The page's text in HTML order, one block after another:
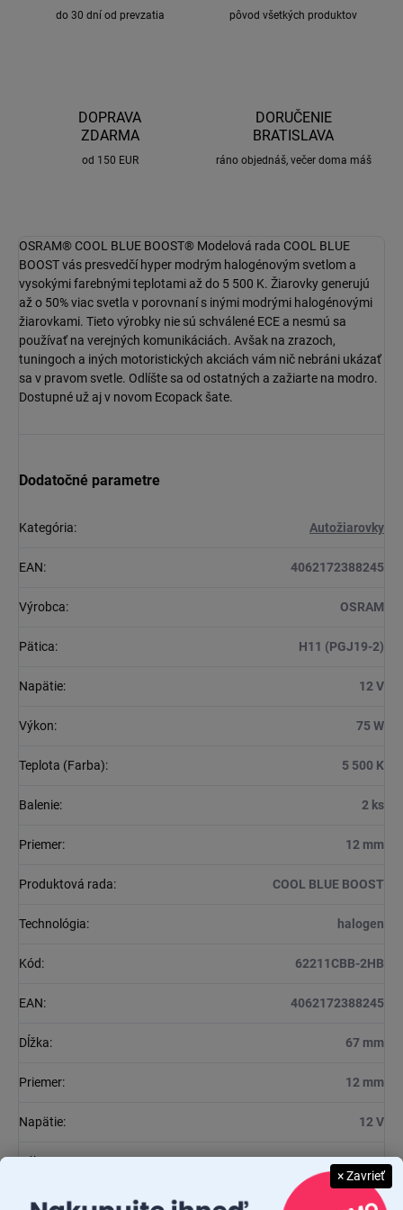
do 30 dní od prevzatia pôvod všetkých produktov
DOPRAVA
ZDARMA
od 150 EUR
DORUČENIE
BRATISLAVA
ráno objednáš, večer doma máš
OSRAM® COOL BLUE BOOST® Modelová rada COOL BLUE
BOOST vás presvedčí hyper modrým halogénovým svetlom a
vysokými farebnými teplotami až do 5 500 K. Žiarovky generujú
až o 50% viac svetla v porovnaní s inými modrými halogénovými
žiarovkami. Tieto výrobky nie sú schválené ECE a nesmú sa
používať na verejných komunikáciách. Avšak na zrazoch,
tuningoch a iných motoristických akciách vám nič nebráni ukázať
sa v pravom svetle. Odlíšte sa od ostatných a zažiarte na modro.
Dostupné už aj v novom Ecopack šate.
Dodatočné parametre
Kategória: Autožiarovky
EAN: 4062172388245
Výrobca: OSRAM
Pätica: H11 (PGJ19-2)
Napätie: 12 V
Výkon: 75 W
Teplota (Farba): 5 500 K
Balenie: 2 ks
Priemer: 12 mm
Produktová rada: COOL BLUE BOOST
Technológia: halogen
Kód: 62211CBB-2HB
EAN: 4062172388245
Dĺžka: 67 mm
Priemer: 12 mm
Napätie: 12 V
Výkon: 75 W
× Zavrieť